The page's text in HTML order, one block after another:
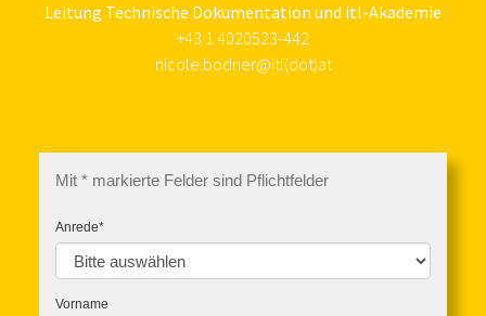
Leitung Technische Dokumentation und itl-Akademie
+43 1 4020523-442
nicole.bodner@itl(dot)at